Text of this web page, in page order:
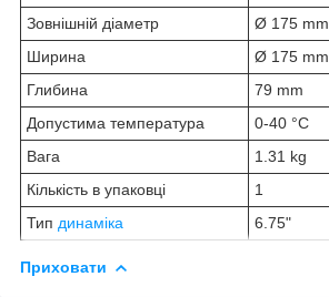
Зовнішній діаметр
Ø 175 mm
Ширина
Ø 175 mm
Глибина
79 mm
Допустима температура
0-40 °C
Вага
1.31 kg
Кількість в упаковці
1
Тип динаміка 6.75"
Приховати